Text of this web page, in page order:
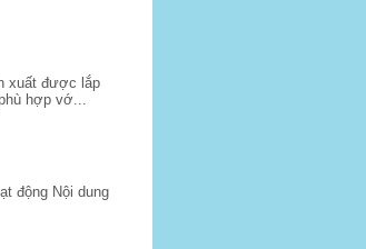
xuất được lắp
hợp vớ...
động Nội dung